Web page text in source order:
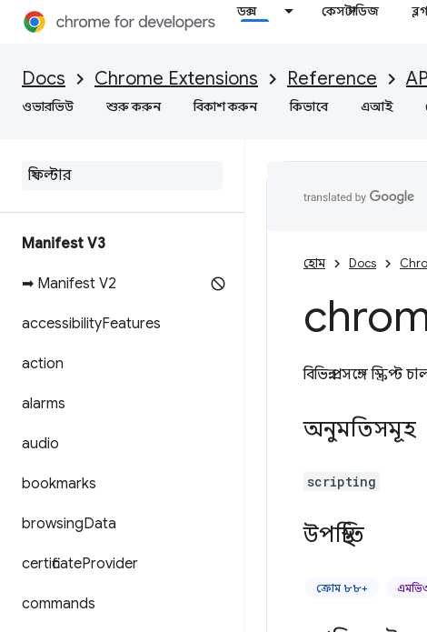
ডক্স কেস স্টাডিজ
Docs Chrome Extensions Reference
ওভারভিউ শুরু করুন বিকাশ করুন কিভাবে এআই
Manifest V3
➡ Manifest V2
accessibilityFeatures
action
alarms
audio
bookmarks
browsingData
certificateProvider
commands
হোম Docs
বিভিন্ন প্রসঙ্গে স্ক্রিপ্ট
অনুমতিসমূহ
scripting
উপস্থিতি
ক্রোম ৮৮+